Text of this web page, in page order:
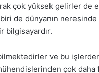
çok yüksek gelirler de
de dünyanın
bilgisayardır.
ve bu
çok